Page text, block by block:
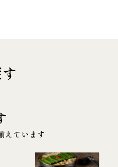
えています